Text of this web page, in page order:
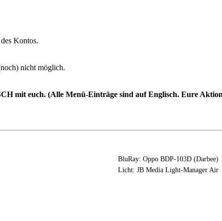
Kontos.
nicht möglich.
mit euch. (Alle Menü-Einträge sind auf Englisch. Eure
BluRay: Oppo BDP-103D (Darbee)
Licht: JB Media Light-Manager Air